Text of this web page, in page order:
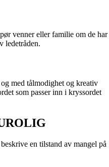
venner eller familie om de har
ledetråden.
med tålmodighet og kreativ
som passer inn i kryssordet
en tilstand av mangel på